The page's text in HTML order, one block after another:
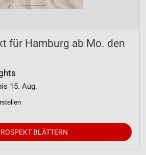
für Hamburg ab Mo. den
15. Aug.
BLÄTTERN